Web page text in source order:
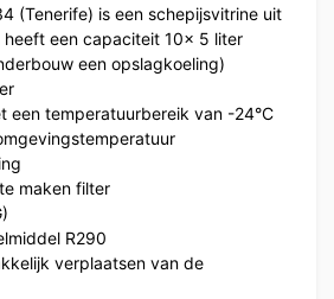
(Tenerife) is een schepijsvitrine uit
heeft een capaciteit 10x 5 liter
een opslagkoeling)
een temperatuurbereik van -24°C
maken filter
R290
verplaatsen van de